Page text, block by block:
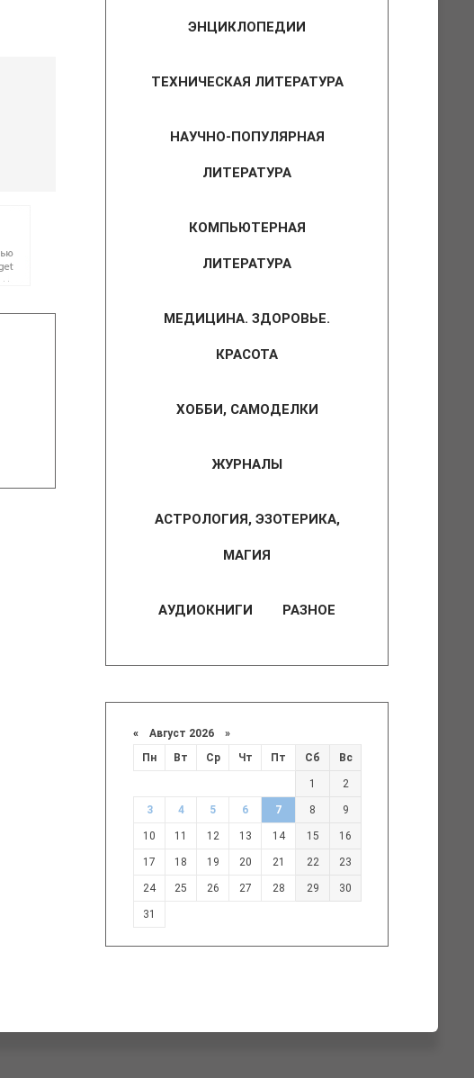
ЭНЦИКЛОПЕДИИ
ТЕХНИЧЕСКАЯ ЛИТЕРАТУРА
НАУЧНО-ПОПУЛЯРНАЯ
ЛИТЕРАТУРА
КОМПЬЮТЕРНАЯ
ЛИТЕРАТУРА
МЕДИЦИНА. ЗДОРОВЬЕ.
КРАСОТА
ХОББИ, САМОДЕЛКИ
ЖУРНАЛЫ
АСТРОЛОГИЯ, ЭЗОТЕРИКА,
МАГИЯ
АУДИОКНИГИ РАЗНОЕ
« Август 2026 »
Пн
Вт Ср Чт Пт Сб Вс
1 2
3 4 5 6 7 8 9
10 11 12 13 14 15 16
17 18 19 20 21 22 23
24 25 26 27 28 29 30
31